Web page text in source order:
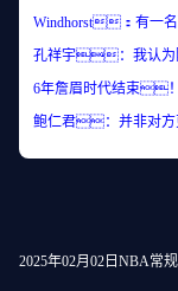
Windhorst：有一
孔祥宇：我认为
6年詹眉时代结束
鲍仁君：并非对方
2025年02月02日NBA常